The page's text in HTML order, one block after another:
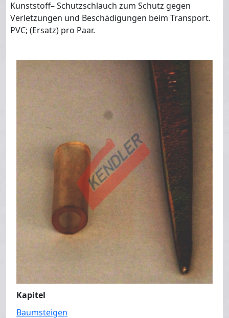
Kunststoff– Schutzschlauch zum Schutz gegen
Verletzungen und Beschädigungen beim Transport.
PVC; (Ersatz) pro Paar.
Kapitel
Baumsteigen